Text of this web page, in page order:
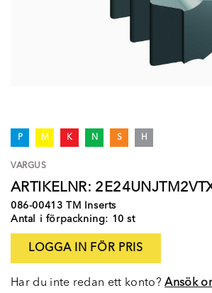
P M K N S H
VARGUS
ARTIKELNR:
086-00413 TM Inserts
Antal i förpackning: 10 st
LOGGA IN FÖR PRIS
Har du inte redan ett konto?Ansök